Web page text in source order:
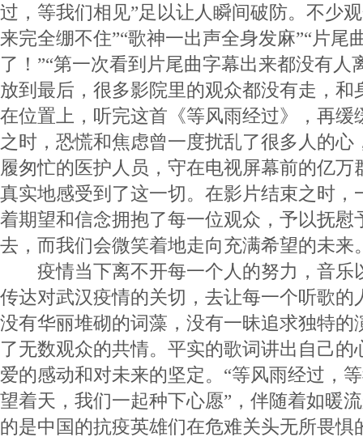
过，等我们相见”足以让人瞬间破防。不少
来完全绷不住”“歌神一出声全身发麻”“片尾
了！”“第一次看到片尾曲字幕出来都没有
放到最后，很多影院里的观众都没有走，和
在位置上，听完这首《等风雨经过》，再缓
之时，恐慌和焦虑曾一度扰乱了很多人的心
履匆忙的医护人员，守在电视屏幕前的亿万
真实地感受到了这一切。在影片结束之时，
着期望和信念拥抱了每一位观众，予以抚慰
去，而我们会微笑着地走向充满希望的未来
疫情当下离不开每一个人的努力，音乐
传达对武汉疫情的关切，去让每一个听歌的
没有华丽堆砌的词藻，没有一昧追求独特的
了无数观众的共情。平实的歌词讲出自己的
爱的感动和对未来的坚定。“等风雨经过，
望着天，我们一起种下心愿”，伴随着如暖
的是中国的抗疫英雄们在危难关头无所畏惧